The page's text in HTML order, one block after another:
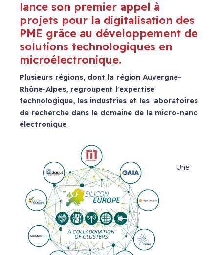
lance son premier appel à
projets pour la digitalisation des
PME grâce au développement de
solutions technologiques en
microélectronique.
Plusieurs régions, dont la région Auvergne-
Rhône-Alpes, regroupent l'expertise
technologique, les industries et les laboratoires
de recherche dans le domaine de la micro-nano
électronique.
Une